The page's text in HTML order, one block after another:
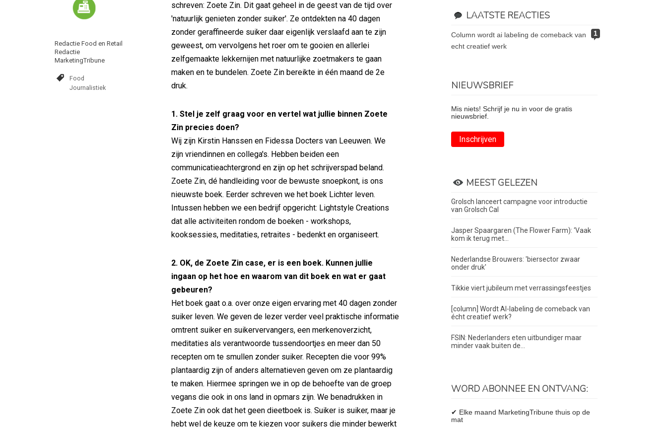
Redactie Food en Retail
Redactie
MarketingTribune
Food
Journalistiek
schreven: Zoete Zin. Dit gaat geheel in de geest van de tijd over
'natuurlijk genieten zonder suiker'. Ze ontdekten na 40 dagen
zonder geraffineerde suiker daar eigenlijk verslaafd aan te zijn
geweest, om vervolgens het roer om te gooien en allerlei
zelfgemaakte lekkernijen met natuurlijke zoetmakers te gaan
maken en te bundelen. Zoete Zin bereikte in één maand de 2e
druk.
1. Stel je zelf graag voor en vertel wat jullie binnen Zoete
Zin precies doen?
Wij zijn Kirstin Hanssen en Fidessa Docters van Leeuwen. We
zijn vriendinnen en collega's. Hebben beiden een
communicatieachtergrond en zijn op het schrijverspad beland.
Zoete Zin, dé handleiding voor de bewuste snoepkont, is ons
nieuwste boek. Eerder schreven we het boek Lichter leven.
Intussen hebben we een bedrijf opgericht: Lightstyle Creations
dat alle activiteiten rondom de boeken - workshops,
kooksessies, meditaties, retraites - bedenkt en organiseert.
2. OK, de Zoete Zin case, er is een boek. Kunnen jullie
ingaan op het hoe en waarom van dit boek en wat er gaat
gebeuren?
Het boek gaat o.a. over onze eigen ervaring met 40 dagen zonder
suiker leven. We geven de lezer verder veel praktische informatie
omtrent suiker en suikervervangers, een merkenoverzicht,
meditaties als verantwoorde tussendoortjes en meer dan 50
recepten om te smullen zonder suiker. Recepten die voor 99%
plantaardig zijn of anders alternatieven geven om ze plantaardig
te maken. Hiermee springen we in op de behoefte van de groep
vegans die ook in ons land in opmars zijn. We benadrukken in
Zoete Zin ook dat het geen dieetboek is. Suiker is suiker, maar je
hebt wel de keuze om te kiezen voor suikers die minder bewerkt
LAATSTE REACTIES
1
column wordt ai labeling de comeback van
echt creatief werk
NIEUWSBRIEF
Mis niets! Schrijf je nu in voor de gratis
nieuwsbrief.
Inschrijven
MEEST GELEZEN
Grolsch lanceert campagne voor introductie
van Grolsch Cal
Jasper Spaargaren (The Flower Farm): ‘Vaak
kom ik terug met...
Nederlandse Brouwers: 'biersector zwaar
onder druk'
Tikkie viert jubileum met verrassingsfeestjes
[column] Wordt AI-labeling de comeback van
écht creatief werk?
FSIN: Nederlanders eten uitbundiger maar
minder vaak buiten de...
WORD ABONNEE EN ONTVANG:
✔ Elke maand MarketingTribune thuis op de
mat